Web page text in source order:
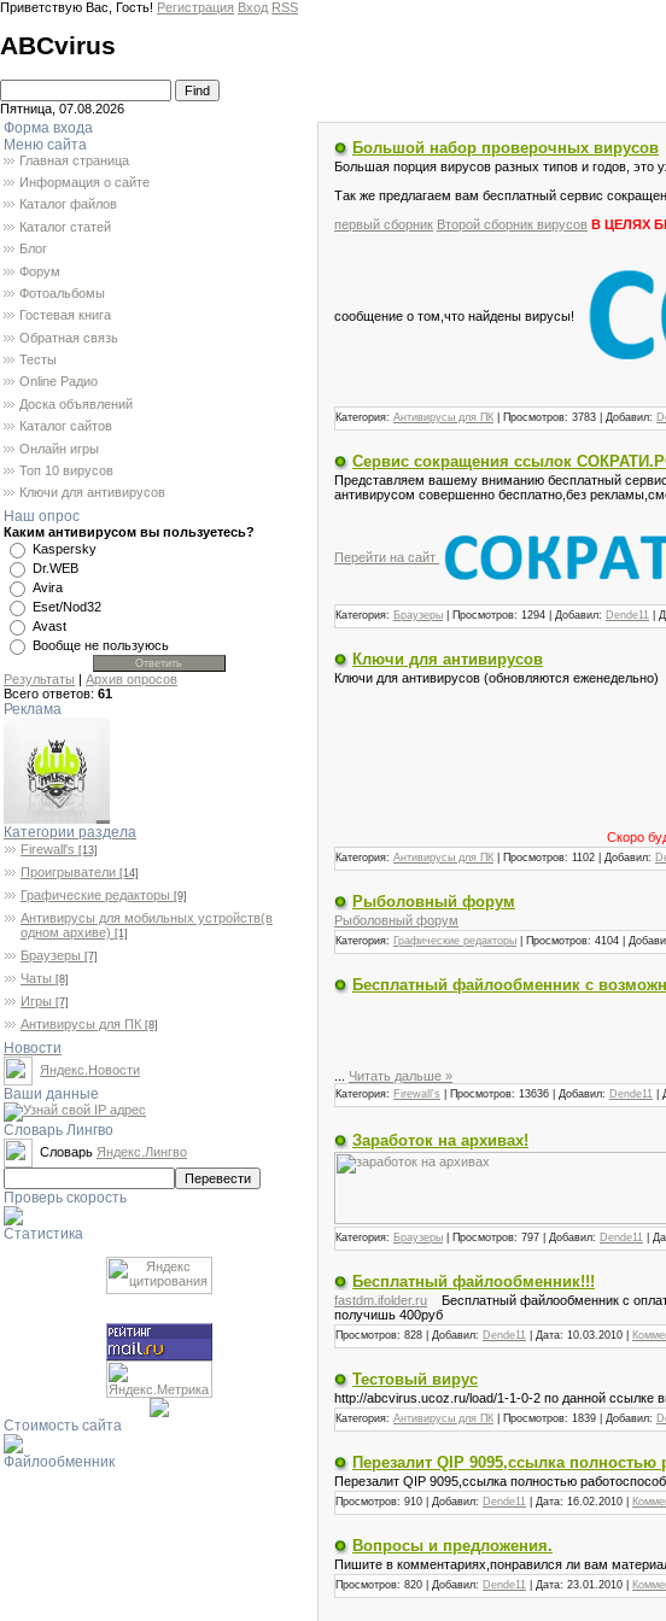
Приветствую Вас , Гость! Регистрация Вход RSS
ABCvirus
Пятница, 07.08.2026
Форма входа
Меню сайта
Главная страница
Информация о сайте
Каталог файлов
Каталог статей
Блог
Форум
Фотоальбомы
Гостевая книга
Обратная связь
Тесты
Online Радио
Доска объявлений
Каталог сайтов
Онлайн игры
Топ 10 вирусов
Ключи для антивирусов
Наш опрос
Каким антивирусом вы пользуетесь?
Kaspersky
Dr.WEB
Avira
Eset/Nod32
Avast
Вообще не пользуюсь
Результаты | Архив опросов
Всего ответов: 61
Реклама
Категории раздела
Firewall's [13]
Проигрыватели [14]
Графические редакторы [9]
Антивирусы для мобильных устройств(в
одном архиве) [1]
Браузеры [7]
Чаты [8]
Игры [7]
Антивирусы для ПК [8]
Новости
Яндекс.Новости
Ваши данные
Словарь Лингво
Словарь Яндекс.Лингво
Проверь скорость
Статистика
Стоимость сайта
Файлообменник
Большой набор проверочных вирусов
Большая порция вирусов разных типов и годов, это
Так же предлагаем вам бесплатный сервис
первый сборник Второй сборник вирусов В ЦЕЛЯХ
сообщение о том,что найдены вирусы!
Категория: Антивирусы для ПК | Просмотров: 3783 | Добавил:
Сервис сокращения ссылок
Представляем вашему вниманию бесплатный
антивирусом совершенно бесплатно,без
Перейти на сайт
Категория: Браузеры | Просмотров: 1294 | Добавил: Dende11 |
Ключи для антивирусов
Ключи для антивирусов (обновляются еженедельно)
Скоро
Категория: Антивирусы для ПК | Просмотров: 1102 | Добавил:
Рыболовный форум
Рыболовный форум
Категория: Графические редакторы | Просмотров: 4104 |
Бесплатный файлообменник с
Читать дальше »
Категория: Firewall's | Просмотров: 13636 | Добавил: Dende11 |
Заработок на архивах!
Категория: Браузеры | Просмотров: 797 | Добавил: Dende11 |
Бесплатный файлообменник!!!
fastdm.ifolder.ru Бесплатный файлообменник с
получишь 400руб
Просмотров: 828 | Добавил: Dende11 | Дата: 10.03.2010
Тестовый вирус
http://abcvirus.ucoz.ru/load/1-1-0-2 по данной ссылке
Категория: Антивирусы для ПК | Просмотров: 1839 | Добавил:
Перезалит QIP 9095,ссылка полностью
Перезалит QIP 9095,ссылка полностью
Просмотров: 910 | Добавил: Dende11 | Дата: 16.02.2010
Вопросы и предложения.
Пишите в комментариях,понравился ли вам
Просмотров: 820 | Добавил: Dende11 | Дата: 23.01.2010